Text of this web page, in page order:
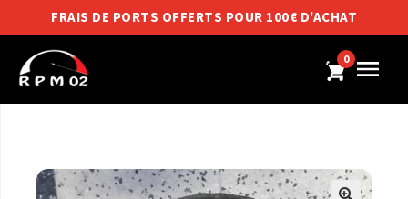
FRAIS DE PORTS OFFERTS POUR 100€ D'ACHAT
0